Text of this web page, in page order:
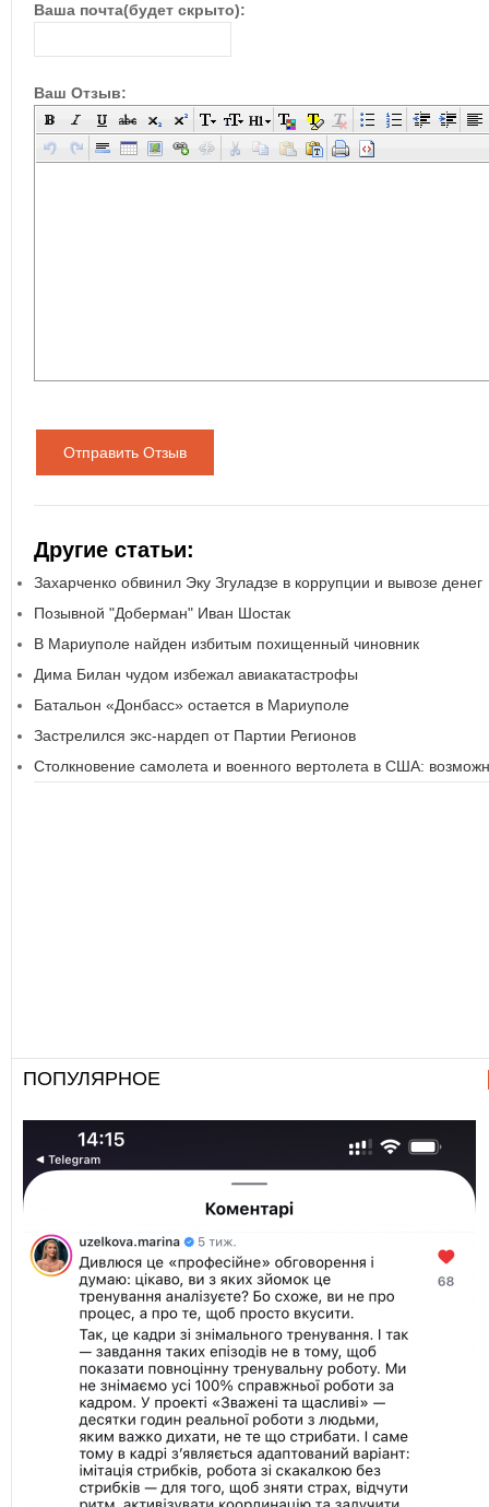
Ваша почта(будет скрыто):
Ваш Отзыв:
Отправить Отзыв
Другие статьи:
Захарченко обвинил Эку Згуладзе в коррупции и вывозе денег
Позывной "Доберман" Иван Шостак
В Мариуполе найден избитым похищенный чиновник
Дима Билан чудом избежал авиакатастрофы
Батальон «Донбасс» остается в Мариуполе
Застрелился экс-нардеп от Партии Регионов
Столкновение самолета и военного вертолета в США:
ПОПУЛЯРНОЕ